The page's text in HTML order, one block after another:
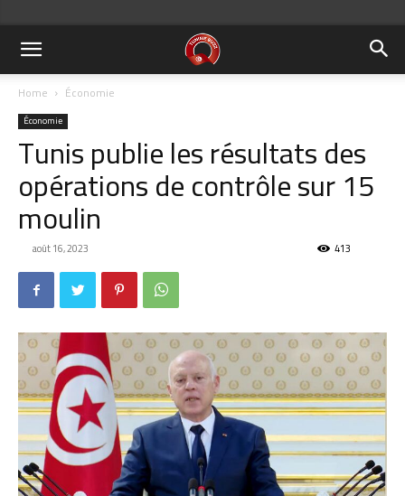
Home Économie
Économie
Tunis publie les résultats des
opérations de contrôle sur 15
moulin
août 16, 2023 413